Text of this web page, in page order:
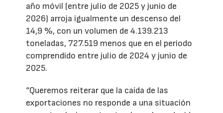
año móvil (entre julio de 2025 y junio de
2026) arroja igualmente un descenso del
14,9 %, con un volumen de 4.139.213
toneladas, 727.519 menos que en el periodo
comprendido entre julio de 2024 y junio de
2025.
“Queremos reiterar que la caída de las
exportaciones no responde a una situación